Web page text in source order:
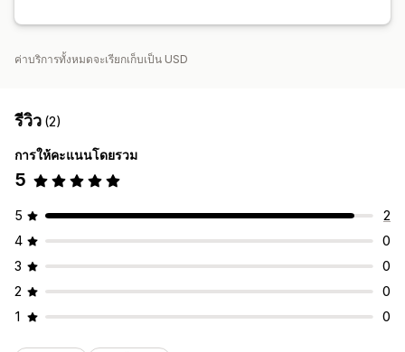
ค่าบริการทั้งหมดจะเรียกเก็บเป็น USD
รีวิว (2)
การให้คะแนนโดยรวม
5
5
2
4
0
3
0
2
0
1
0